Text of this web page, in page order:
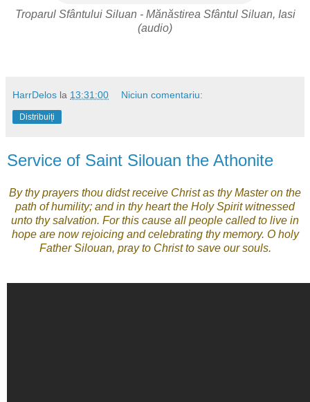
Troparul Sfântului Siluan - Mănăstirea Sfântul Siluan, Iasi
(audio)
HarrDelos la 13:31:00 Niciun comentariu:
Distribuiți
Service of Saint Silouan the Athonite
By thy prayers thou didst receive Christ as thy Master on the
path of humility; and in thy heart the Holy Spirit witnessed
unto thy salvation. For this cause all people called to live in
hope are now rejoicing and celebrating thy memory. O holy
Father Silouan, pray to Christ to save our souls.